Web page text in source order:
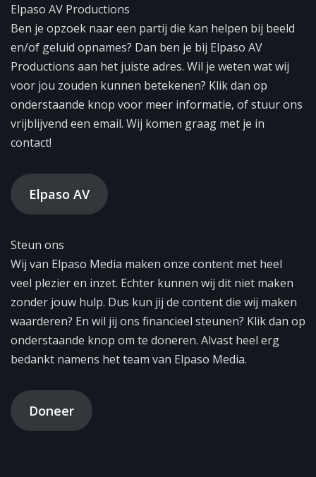
Elpaso AV Productions
Ben je opzoek naar een partij die kan helpen bij beeld
en/of geluid opnames? Dan ben je bij Elpaso AV
Productions aan het juiste adres. Wil je weten wat wij
voor jou zouden kunnen betekenen? Klik dan op
onderstaande knop voor meer informatie, of stuur ons
vrijblijvend een email. Wij komen graag met je in
contact!
Elpaso AV
Steun ons
Wij van Elpaso Media maken onze content met heel
veel plezier en inzet. Echter kunnen wij dit niet maken
zonder jouw hulp. Dus kun jij de content die wij maken
waarderen? En wil jij ons financieel steunen? Klik dan op
onderstaande knop om te doneren. Alvast heel erg
bedankt namens het team van Elpaso Media.
Doneer